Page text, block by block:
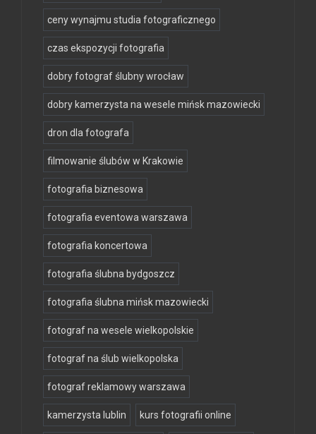
ceny wynajmu studia fotograficznego
czas ekspozycji fotografia
dobry fotograf ślubny wrocław
dobry kamerzysta na wesele mińsk mazowiecki
dron dla fotografa
filmowanie ślubów w Krakowie
fotografia biznesowa
fotografia eventowa warszawa
fotografia koncertowa
fotografia ślubna bydgoszcz
fotografia ślubna mińsk mazowiecki
fotograf na wesele wielkopolskie
fotograf na ślub wielkopolska
fotograf reklamowy warszawa
kamerzysta lublin kurs fotografii online